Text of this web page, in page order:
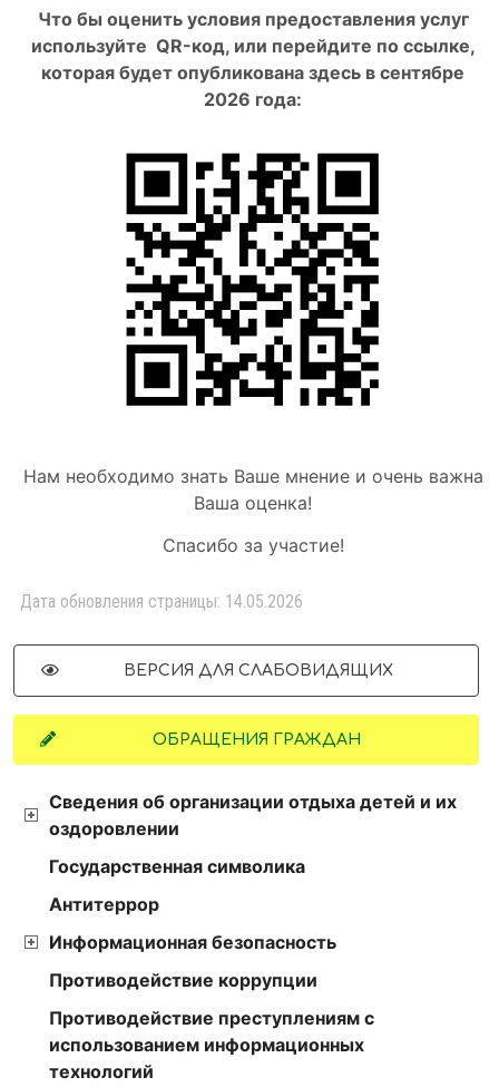
Что бы оценить условия предоставления услуг
используйте QR-код, или перейдите по ссылке,
которая будет опубликована здесь в сентябре
2026 года:
Нам необходимо знать Ваше мнение и очень важна
Ваша оценка!
Спасибо за участие!
Дата обновления страницы: 14.05.2026
ВЕРСИЯ ДЛЯ СЛАБОВИДЯЩИХ
ОБРАЩЕНИЯ ГРАЖДАН
Сведения об организации отдыха детей и их
оздоровлении
Государственная символика
Антитеррор
Информационная безопасность
Противодействие коррупции
Противодействие преступлениям с
использованием информационных
технологий